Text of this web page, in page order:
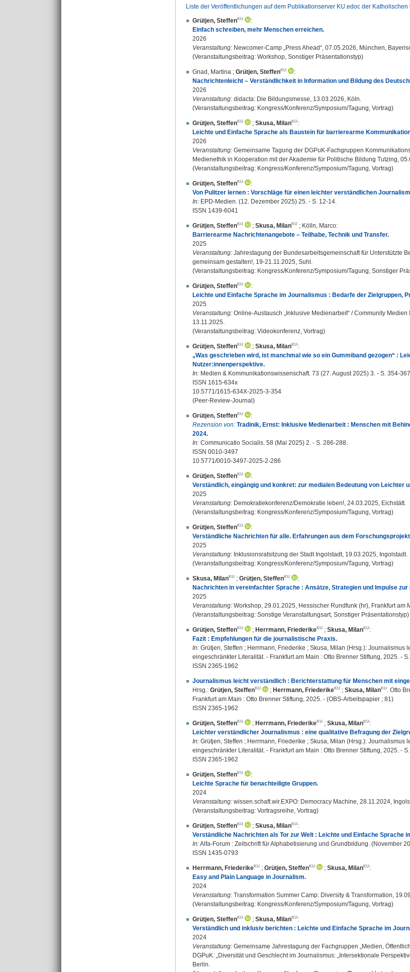
Liste der Veröffentlichungen auf dem Publikationserver KU.edoc der
Grütjen, Steffen
:
Einfach schreiben, mehr Menschen erreichen.
2026
Veranstaltung: Newcomer-Camp „Press Ahead“, 07.05.2026, München,
(Veranstaltungsbeitrag: Workshop, Sonstiger Präsentationstyp)
Gnad, Martina ; Grütjen, Steffen
:
Nachrichtenleicht – Verständlichkeit in Information und Bildung des
2026
Veranstaltung: didacta: Die Bildungsmesse, 13.03.2026, Köln.
(Veranstaltungsbeitrag: Kongress/Konferenz/Symposium/Tagung, Vortrag)
Grütjen, Steffen ; Skusa, Milan
:
Leichte und Einfache Sprache als Baustein für barrierearme
2026
Veranstaltung: Gemeinsame Tagung der DGPuK-Fachgruppen
Medienethik in Kooperation mit der Akademie für Politische Bildung Tutzing,
(Veranstaltungsbeitrag: Kongress/Konferenz/Symposium/Tagung, Vortrag)
Grütjen, Steffen
:
Von Pulitzer lernen : Vorschläge für einen leichter verständlichen
In: EPD-Medien. (12. Dezember 2025) 25. - S. 12-14.
ISSN 1439-6041
Grütjen, Steffen ; Skusa, Milan ; Kölln, Marco:
Barrierearme Nachrichtenangebote – Teilhabe, Technik und Transfer.
2025
Veranstaltung: Jahrestagung der Bundesarbeitsgemeinschaft für Unterstützte
gemeinsam gestalten!, 19-21.11.2025, Suhl.
(Veranstaltungsbeitrag: Kongress/Konferenz/Symposium/Tagung, Sonstiger
Grütjen, Steffen
:
Leichte und Einfache Sprache im Journalismus : Bedarfe der Zielgruppen,
2025
Veranstaltung: Online-Austausch „Inklusive Medienarbeit“ / Community
13.11.2025.
(Veranstaltungsbeitrag: Videokonferenz, Vortrag)
Grütjen, Steffen ; Skusa, Milan
:
„Was geschrieben wird, ist manchmal wie so ein Gummiband gezogen“ :
Nutzer:innenperspektive.
In: Medien & Kommunikationswissenschaft. 73 (27. August 2025) 3. - S. 354-
ISSN 1615-634x
10.5771/1615-634X-2025-3-354
(Peer-Review-Journal)
Grütjen, Steffen
:
Rezension von: Tradinik, Ernst: Inklusive Medienarbeit : Menschen mit
2024.
In: Communicatio Socialis. 58 (Mai 2025) 2. - S. 286-288.
ISSN 0010-3497
10.5771/0010-3497-2025-2-286
Grütjen, Steffen
:
Verständlich, eingängig und konkret: zur medialen Bedeutung von Leichter
2025
Veranstaltung: Demokratiekonferenz/Demokratie leben!, 24.03.2025, Eichstätt.
(Veranstaltungsbeitrag: Kongress/Konferenz/Symposium/Tagung, Vortrag)
Grütjen, Steffen
:
Verständliche Nachrichten für alle. Erfahrungen aus dem
2025
Veranstaltung: Inklusionsratsitzung der Stadt Ingolstadt, 19.03.2025, Ingolstadt.
(Veranstaltungsbeitrag: Kongress/Konferenz/Symposium/Tagung, Vortrag)
Skusa, Milan ; Grütjen, Steffen
:
Nachrichten in vereinfachter Sprache : Ansätze, Strategien und Impulse
2025
Veranstaltung: Workshop, 29.01.2025, Hessischer Rundfunk (hr), Frankfurt am
(Veranstaltungsbeitrag: Sonstige Veranstaltungsart, Sonstiger Präsentationstyp)
Grütjen, Steffen ; Herrmann, Friederike ; Skusa, Milan
:
Fazit : Empfehlungen für die journalistische Praxis.
In: Grütjen, Steffen ; Herrmann, Friederike ; Skusa, Milan (Hrsg.): Journalismus
eingeschränkter Literalität. - Frankfurt am Main : Otto Brenner Stiftung, 2025. -
ISSN 2365-1962
Journalismus leicht verständlich : Berichterstattung für Menschen mit
Hrsg.: Grütjen, Steffen ; Herrmann, Friederike ; Skusa, Milan
. Otto
Frankfurt am Main : Otto Brenner Stiftung, 2025. - (OBS-Arbeitspapier ; 81)
ISSN 2365-1962
Grütjen, Steffen ; Herrmann, Friederike ; Skusa, Milan
:
Leichter verständlicher Journalismus : eine qualitative Befragung der
In: Grütjen, Steffen ; Herrmann, Friederike ; Skusa, Milan (Hrsg.): Journalismus
eingeschränkter Literalität. - Frankfurt am Main : Otto Brenner Stiftung, 2025. -
ISSN 2365-1962
Grütjen, Steffen
:
Leichte Sprache für benachteiligte Gruppen.
2024
Veranstaltung: wissen.schaft.wir.EXPO: Democracy Machine, 28.11.2024,
(Veranstaltungsbeitrag: Vortragsreihe, Vortrag)
Grütjen, Steffen ; Skusa, Milan
:
Verständliche Nachrichten als Tor zur Welt : Leichte und Einfache Sprache
In:Alfa-Forum : Zeitschrift für Alphabetisierung und Grundbildung. (November
ISSN 1435-0793
Herrmann, Friederike ; Grütjen, Steffen ; Skusa, Milan
:
Easy and Plain Language in Journalism.
2024
Veranstaltung: Transformation Summer Camp: Diversity & Transformation,
(Veranstaltungsbeitrag: Kongress/Konferenz/Symposium/Tagung, Vortrag)
Grütjen, Steffen ; Skusa, Milan
:
Verständlich und inklusiv berichten : Leichte und Einfache Sprache im
2024
Veranstaltung: Gemeinsame Jahrestagung der Fachgruppen „Medien,
DGPuK: „Diversität und Geschlecht im Journalismus: „Intersektionale
Berlin.